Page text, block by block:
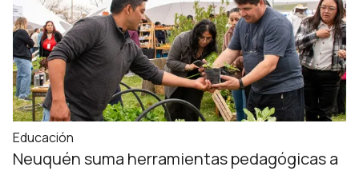
Educación
Neuquén suma herramientas pedagógicas a